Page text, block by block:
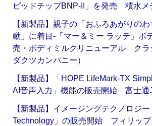
ピッドチップBNP-II」を発売 積水メ
【新製品】親子の「おふろあがりの
動」に着目‐「マー＆ミー ラッテ」ボ
売・ボディミルクリニューアル クラ
ダクツカンパニー）
【新製品】「HOPE LifeMark-TX
AI音声入力」機能の販売開始 富士通
【新製品】イメージングテクノロジ
Technology」の販売開始 フィリップ